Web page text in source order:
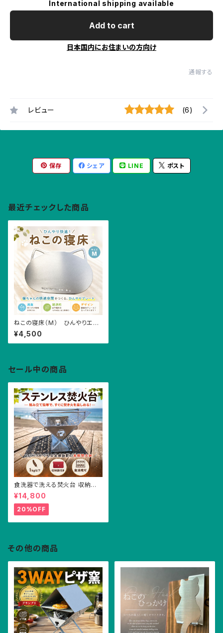
International shipping available
Add to cart
日本国内にお住まいの方向け
通報する
レビュー (6)
保存 シェア LINE ポスト
最近チェックした商品
ねこの寝床（M） ひんやりエコ
シート 涼しい 冷却 アルミ
プレート 猫 ねこ ネコ 猫
好き
¥4,500
セール中の商品
食洗器で洗える焚火台 収納袋
つき キャンプ アウトドア ソロキ
ャンプ デュオキャンプ ステンレ
ス 焚火台 軽い 小さい
¥14,800
20%OFF
その他の商品